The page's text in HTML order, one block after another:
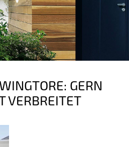
GERN
VERBREITET